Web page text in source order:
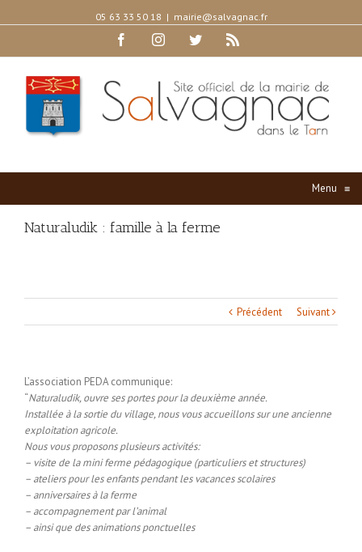
05 63 33 50 18 | mairie@salvagnac.fr
FacebookInstagramTwitter
Menu ≡
Naturaludik : famille à la ferme
Précédent Suivant
L’association PEDA communique:
“Naturaludik, ouvre ses portes pour la deuxième année.
Installée à la sortie du village, nous vous accueillons sur une ancienne
exploitation agricole.
Nous vous proposons plusieurs activités:
– visite de la mini ferme pédagogique (particuliers et structures)
– ateliers pour les enfants pendant les vacances scolaires
– anniversaires à la ferme
– accompagnement par l’animal
– ainsi que des animations ponctuelles